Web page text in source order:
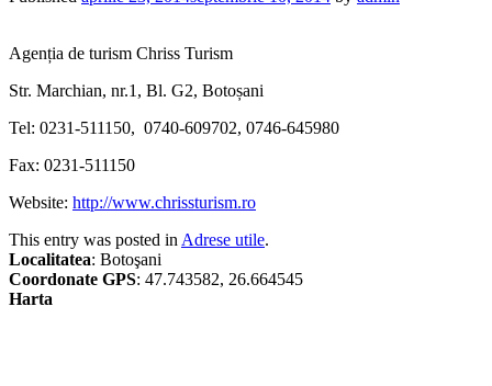
Agenția de turism Chriss Turism
Str. Marchian, nr.1, Bl. G2, Botoșani
Tel: 0231-511150, 0740-609702, 0746-645980
Fax: 0231-511150
Website: http://www.chrissturism.ro
This entry was posted inAdrese utile.
Localitatea: Botoşani
Coordonate GPS: 47.743582, 26.664545
Harta